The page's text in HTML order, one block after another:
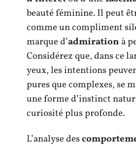
beauté féminine. Il peut
comme un compliment
marque d’admiration à
Considérez que, dans ce
yeux, les intentions
pures que complexes, se
une forme d’instinct
curiosité plus profonde.
L’analyse des